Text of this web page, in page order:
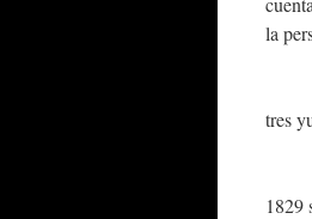
la
tres
En
1829